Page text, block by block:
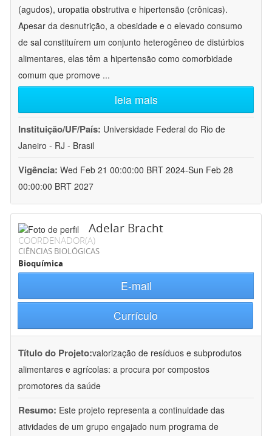
(agudos), uropatia obstrutiva e hipertensão (crônicas).
Apesar da desnutrição, a obesidade e o elevado consumo
de sal constituírem um conjunto heterogêneo de distúrbios
alimentares, elas têm a hipertensão como comorbidade
comum que promove ...
leia mais
Instituição/UF/País: Universidade Federal do Rio de
Janeiro - RJ - Brasil
Vigência: Wed Feb 21 00:00:00 BRT 2024-Sun Feb 28
00:00:00 BRT 2027
Adelar Bracht
COORDENADOR(A)
CIÊNCIAS BIOLÓGICAS
Bioquímica
E-mail
Currículo
Título do Projeto:valorização de resíduos e subprodutos
alimentares e agrícolas: a procura por compostos
promotores da saúde
Resumo: Este projeto representa a continuidade das
atividades de um grupo engajado num programa de